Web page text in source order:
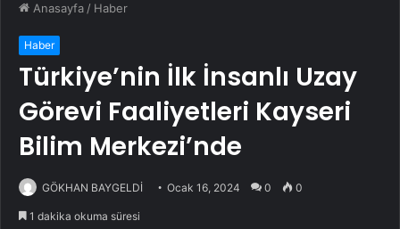
Anasayfa / Haber
Haber
Türkiye’nin İlk İnsanlı Uzay
Görevi Faaliyetleri Kayseri
Bilim Merkezi’nde
GÖKHAN BAYGELDİ Ocak 16, 2024 0 0
1 dakika okuma süresi